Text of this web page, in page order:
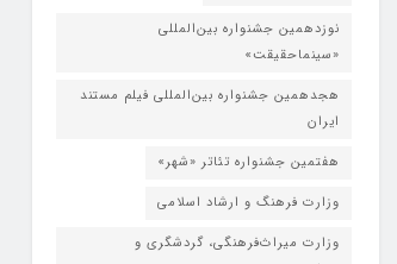
نوزدهمین جشنواره بین‌المللی
«سینماحقیقت»
هجدهمین جشنواره بین‌المللی فیلم مستند
ایران
هفتمین جشنواره تئاتر «شهر»
وزارت فرهنگ و ارشاد اسلامی
وزارت میراث‌فرهنگی، گردشگری و